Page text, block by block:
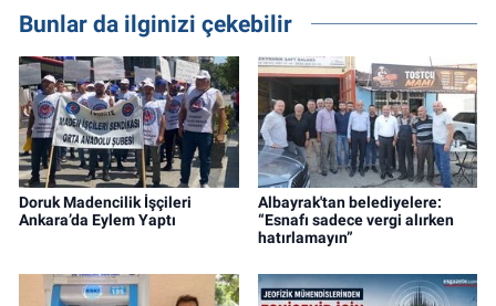
Bunlar da ilginizi çekebilir
Doruk Madencilik İşçileri
Ankara’da Eylem Yaptı
Albayrak'tan belediyelere:
“Esnafı sadece vergi alırken
hatırlamayın”